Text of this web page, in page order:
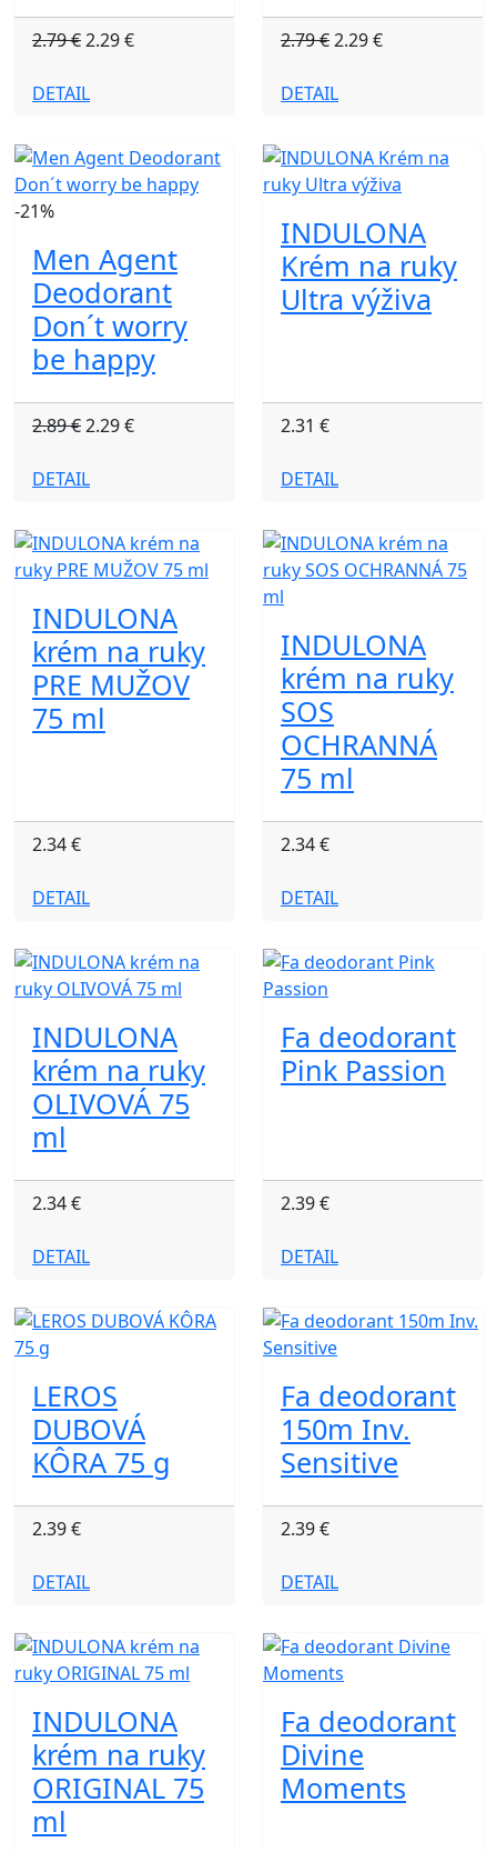
2.79 €2.29 €
DETAIL
2.79 €2.29 €
DETAIL
-21%
Men Agent
Deodorant
Don´t worry
be happy
2.89 €2.29 €
DETAIL
INDULONA
Krém na ruky
Ultra výživa
2.31 €
DETAIL
INDULONA
krém na ruky
PRE MUŽOV
75 ml
2.34 €
DETAIL
INDULONA
krém na ruky
SOS
OCHRANNÁ
75 ml
2.34 €
DETAIL
INDULONA
krém na ruky
OLIVOVÁ 75
ml
2.34 €
DETAIL
Fa deodorant
Pink Passion
2.39 €
DETAIL
LEROS
DUBOVÁ
KÔRA 75 g
2.39 €
DETAIL
Fa deodorant
150m Inv.
Sensitive
2.39 €
DETAIL
INDULONA
krém na ruky
ORIGINAL 75
ml
Fa deodorant
Divine
Moments